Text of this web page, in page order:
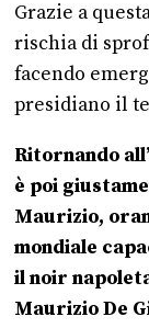
Grazie a
rischia di
facendo
presidiano il
Ritornando
è poi
Maurizio,
mondiale
il noir
Maurizio De